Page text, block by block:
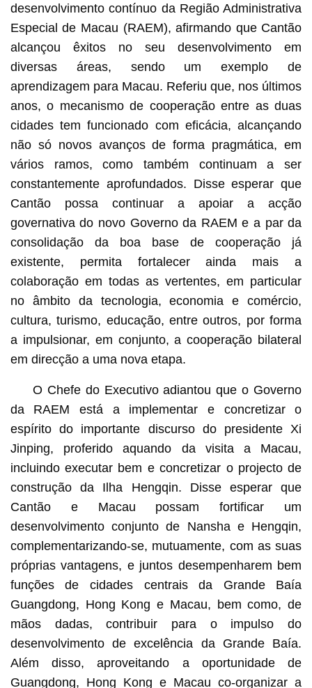
desenvolvimento contínuo da Região Administrativa
Especial de Macau (RAEM), afirmando que Cantão
alcançou êxitos no seu desenvolvimento em
diversas áreas, sendo um exemplo de
aprendizagem para Macau. Referiu que, nos últimos
anos, o mecanismo de cooperação entre as duas
cidades tem funcionado com eficácia, alcançando
não só novos avanços de forma pragmática, em
vários ramos, como também continuam a ser
constantemente aprofundados. Disse esperar que
Cantão possa continuar a apoiar a acção
governativa do novo Governo da RAEM e a par da
consolidação da boa base de cooperação já
existente, permita fortalecer ainda mais a
colaboração em todas as vertentes, em particular
no âmbito da tecnologia, economia e comércio,
cultura, turismo, educação, entre outros, por forma
a impulsionar, em conjunto, a cooperação bilateral
em direcção a uma nova etapa.
O Chefe do Executivo adiantou que o Governo
da RAEM está a implementar e concretizar o
espírito do importante discurso do presidente Xi
Jinping, proferido aquando da visita a Macau,
incluindo executar bem e concretizar o projecto de
construção da Ilha Hengqin. Disse esperar que
Cantão e Macau possam fortificar um
desenvolvimento conjunto de Nansha e Hengqin,
complementarizando-se, mutuamente, com as suas
próprias vantagens, e juntos desempenharem bem
funções de cidades centrais da Grande Baía
Guangdong, Hong Kong e Macau, bem como, de
mãos dadas, contribuir para o impulso do
desenvolvimento de excelência da Grande Baía.
Além disso, aproveitando a oportunidade de
Guangdong, Hong Kong e Macau co-organizar a